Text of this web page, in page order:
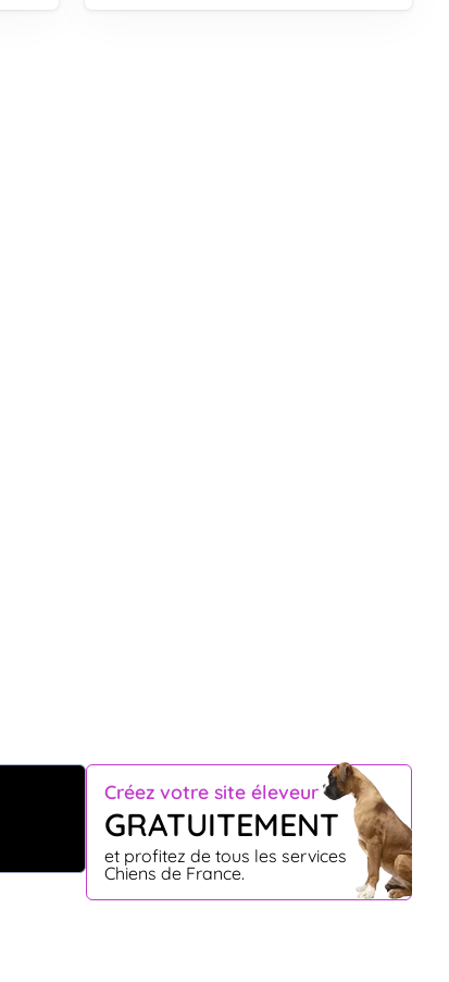
Créez votre site éleveur
GRATUITEMENT
et profitez de tous les services
Chiens de France.